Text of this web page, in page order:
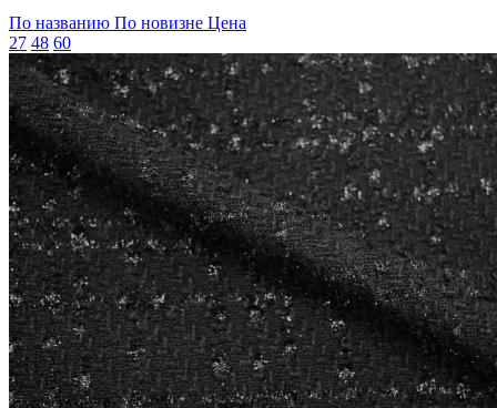
По названию По новизне Цена
27 48 60